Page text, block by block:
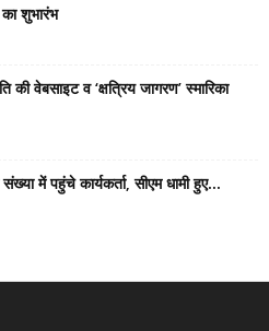
का शुभारंभ
की वेबसाइट व ‘क्षत्रिय जागरण’ स्मारिका
में पहुंचे कार्यकर्ता, सीएम धामी हुए...